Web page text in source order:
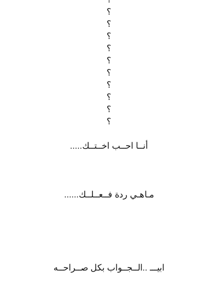
؟
؟
؟
؟
؟
؟
؟
؟
؟
؟
أنــا احــب اخــتــك.....
مـاهـي ردة فــعــلــك......
ابيـــ ..الــجــواب بكل صــراحــه